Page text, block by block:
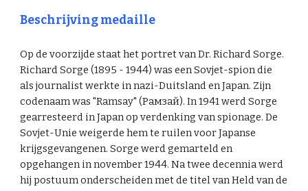
Beschrijving medaille
Op de voorzijde staat het portret van Dr. Richard Sorge.
Richard Sorge (1895 - 1944) was een Sovjet-spion die
als journalist werkte in nazi-Duitsland en Japan. Zijn
codenaam was "Ramsay" (Рамзай). In 1941 werd Sorge
gearresteerd in Japan op verdenking van spionage. De
Sovjet-Unie weigerde hem te ruilen voor Japanse
krijgsgevangenen. Sorge werd gemarteld en
opgehangen in november 1944. Na twee decennia werd
hij postuum onderscheiden met de titel van Held van de